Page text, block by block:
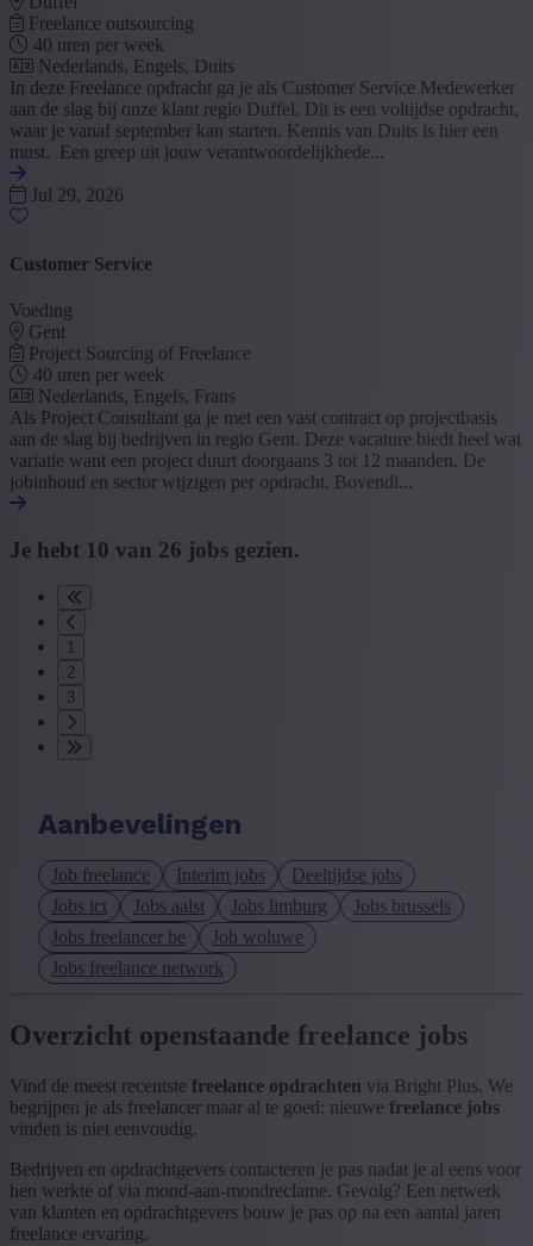
Freelance outsourcing
40 uren per week
Nederlands, Engels, Duits
In deze Freelance opdracht ga je als Customer Service Medewerker
aan de slag bij onze klant regio Duffel. Dit is een voltijdse opdracht,
waar je vanaf september kan starten. Kennis van Duits is hier een
must. Een greep uit jouw verantwoordelijkhede...
Jul 29, 2026
Customer Service
Voeding
Gent
Project Sourcing of Freelance
40 uren per week
Nederlands, Engels, Frans
Als Project Consultant ga je met een vast contract op projectbasis
aan de slag bij bedrijven in regio Gent. Deze vacature biedt heel wat
variatie want een project duurt doorgaans 3 tot 12 maanden. De
jobinhoud en sector wijzigen per opdracht. Bovendi...
Je hebt 10 van 26 jobs gezien.
1
2
3
Aanbevelingen
Job freelance Interim jobs
Deeltijdse jobs
Jobs ict
Jobs aalst Jobs limburg
Jobs brussels
Jobs freelancer be
Job woluwe
Jobs freelance network
Overzicht openstaande freelance jobs
Vind de meest recentste freelance opdrachten via Bright Plus. We
begrijpen je als freelancer maar al te goed: nieuwe freelance jobs
vinden is niet eenvoudig.
Bedrijven en opdrachtgevers contacteren je pas nadat je al eens voor
hen werkte of via mond-aan-mondreclame. Gevolg? Een netwerk
van klanten en opdrachtgevers bouw je pas op na een aantal jaren
freelance ervaring.